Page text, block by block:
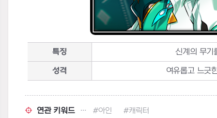
특징 신계의 무기
성격 여유롭고 느긋
연관 키워드 #아인 #캐릭터